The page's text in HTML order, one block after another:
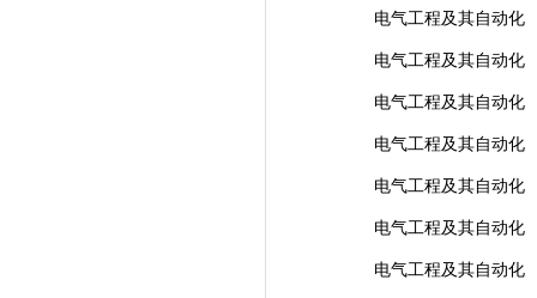
电气工程及其自动化
电气工程及其自动化
电气工程及其自动化
电气工程及其自动化
电气工程及其自动化
电气工程及其自动化
电气工程及其自动化